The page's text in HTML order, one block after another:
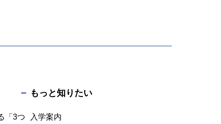
「3つ
もっと知りたい
入学案内